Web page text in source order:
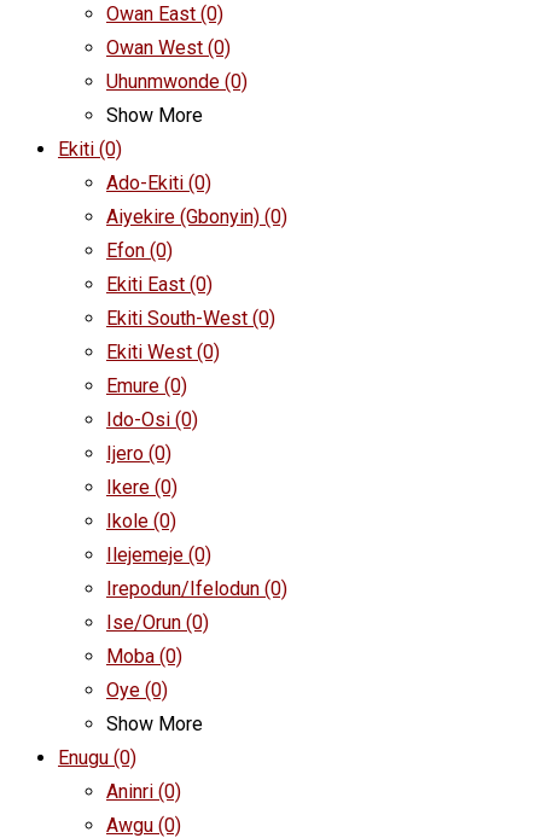
Owan East (0)
Owan West (0)
Uhunmwonde (0)
Show More
Ekiti (0)
Ado-Ekiti (0)
Aiyekire (Gbonyin) (0)
Efon (0)
Ekiti East (0)
Ekiti South-West (0)
Ekiti West (0)
Emure (0)
Ido-Osi (0)
Ijero (0)
Ikere (0)
Ikole (0)
Ilejemeje (0)
Irepodun/Ifelodun (0)
Ise/Orun (0)
Moba (0)
Oye (0)
Show More
Enugu (0)
Aninri (0)
Awgu (0)